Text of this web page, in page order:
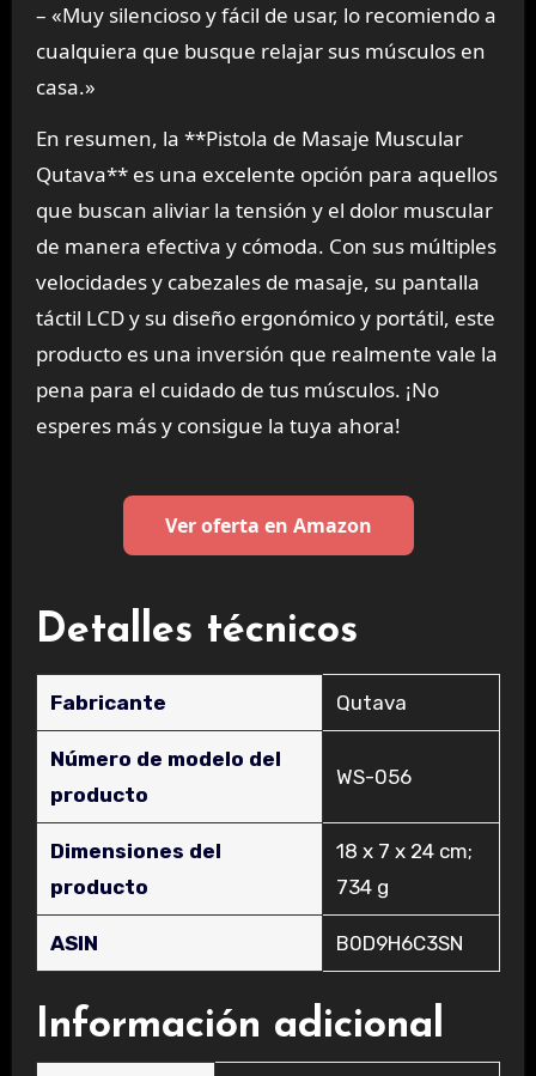
– «Muy silencioso y fácil de usar, lo recomiendo a
cualquiera que busque relajar sus músculos en
casa.»
En resumen, la **Pistola de Masaje Muscular
Qutava** es una excelente opción para aquellos
que buscan aliviar la tensión y el dolor muscular
de manera efectiva y cómoda. Con sus múltiples
velocidades y cabezales de masaje, su pantalla
táctil LCD y su diseño ergonómico y portátil, este
producto es una inversión que realmente vale la
pena para el cuidado de tus músculos. ¡No
esperes más y consigue la tuya ahora!
Ver oferta en Amazon
Detalles técnicos
Fabricante ‎Qutava
Número de modelo del
producto
‎WS-056
Dimensiones del
producto
‎18 x 7 x 24 cm;
734 g
ASIN ‎B0D9H6C3SN
Información adicional